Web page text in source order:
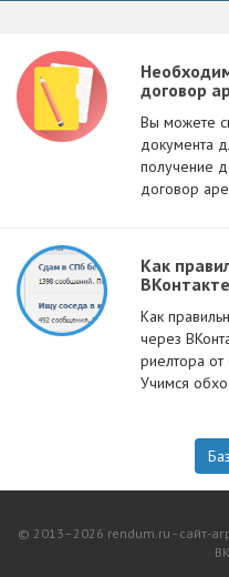
договор
Вы можете
документа
получение
договор
Как
ВКонтакте
Как
через
риелтора от
Учимся
© 2013–2026 rendum.ru - сайт-